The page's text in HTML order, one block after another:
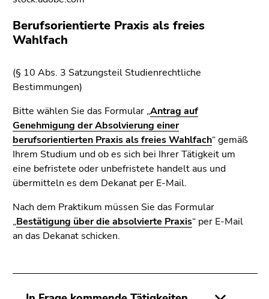
4)
Zu
den
Zusatzinformationen
5)
Zu
den
Seiteneinstellungen
(Benutzer/Sprache)
(Zugriffstaste
8)
Zur
(Zugriffstaste
9)
Berufsorientierte Praxis als freies
Wahlfach
(§ 10 Abs. 3 Satzungsteil Studienrechtliche
Bestimmungen)
Bitte wählen Sie das Formular „Antrag auf
Genehmigung der Absolvierung einer
berufsorientierten Praxis als freies Wahlfach“ gemäß
Ihrem Studium und ob es sich bei Ihrer Tätigkeit um
eine befristete oder unbefristete handelt aus und
übermitteln es dem Dekanat per E-Mail.
Nach dem Praktikum müssen Sie das Formular
„Bestätigung über die absolvierte Praxis“ per E-Mail
an das Dekanat schicken.